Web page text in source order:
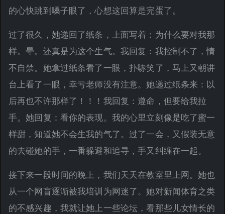
的心快跳到嗓子眼了，心想这回算是完蛋了。
过了很久，她递回了纸条，上面写着：为什么要对我那
样。晕。还真是为这个生气。我回复：我控制不了，情
不自禁。她拿过纸条看了一眼，扑哧笑了，马上又朝讲
台上看了一眼，幸亏老师没有注意。她递过纸条来：以
后再也不许那样了！！！我回复：遵命，但要给我拉
手。她回复：看你的表现。我的心里立刻像是吃了蜜一
样甜，知道她不会生我的气了。过了一会，又假装无意
的去碰她的手，一番躲避和追寻，手又纠缠在一起。
接下来一段时间的晚上，我们天天在教室里上网。她也
从一个网盲逐渐被我培训为网迷了。她对新闻体育之类
的不感兴趣，我就让她上一些论坛，看那些儿女情长的